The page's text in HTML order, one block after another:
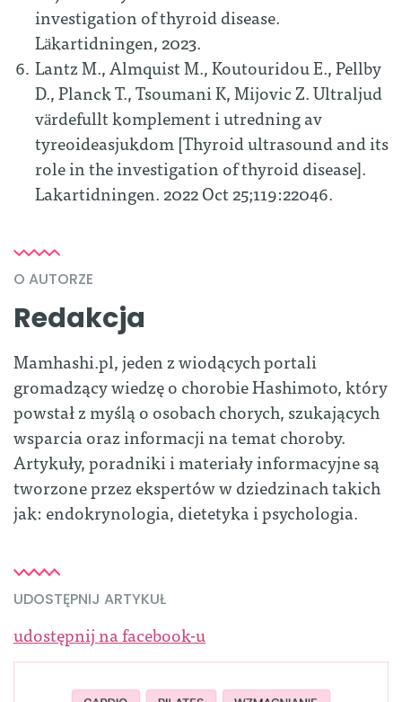
investigation of thyroid disease.
Läkartidningen, 2023.
Lantz M., Almquist M., Koutouridou E., Pellby
D., Planck T., Tsoumani K, Mijovic Z. Ultraljud
värdefullt komplement i utredning av
tyreoideasjukdom [Thyroid ultrasound and its
role in the investigation of thyroid disease].
Lakartidningen. 2022 Oct 25;119:22046.
O AUTORZE
Redakcja
Mamhashi.pl, jeden z wiodących portali
gromadzący wiedzę o chorobie Hashimoto, który
powstał z myślą o osobach chorych, szukających
wsparcia oraz informacji na temat choroby.
Artykuły, poradniki i materiały informacyjne są
tworzone przez ekspertów w dziedzinach takich
jak: endokrynologia, dietetyka i psychologia.
UDOSTĘPNIJ ARTYKUŁ
udostępnij na facebook-u